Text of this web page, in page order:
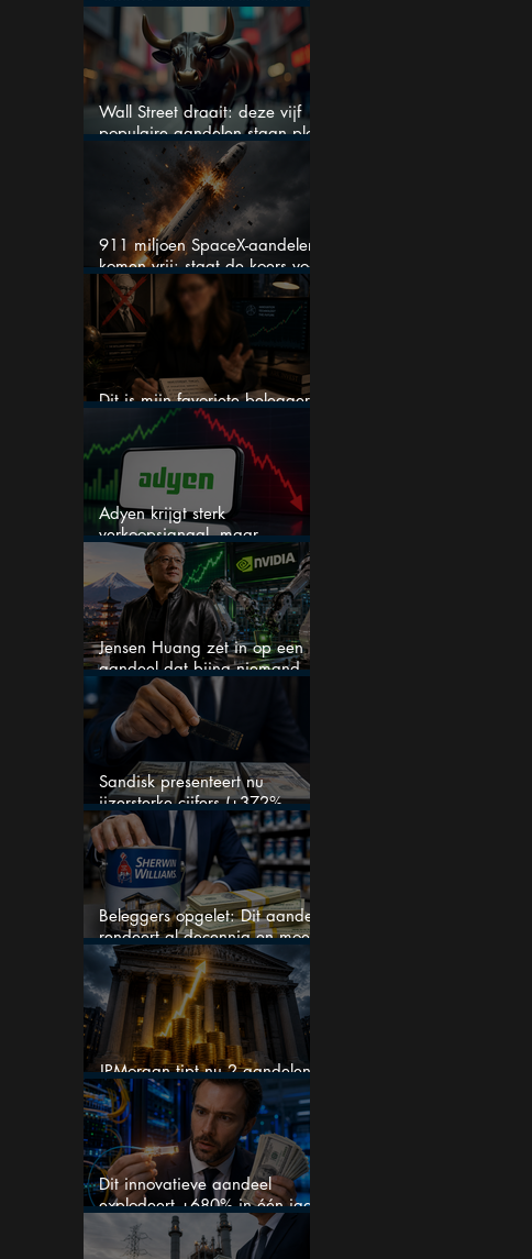
AI-Infrastructuur aandelen mij
werkelijk
Wall Street draait: deze vijf
populaire aandelen staan plots
onder spanning
911 miljoen SpaceX-aandelen
komen vrij: staat de koers voor
een nieuwe crash?
Dit is mijn favoriete belegger…
en het is niet Warren Buffett
Adyen krijgt sterk
verkoopsignaal, maar
analisten zien juist een
koopkans
Jensen Huang zet in op een
aandeel dat bijna niemand
Sandisk presenteert nu
ijzersterke cijfers (+372%
omzetgroei), toch zakt het
aandeel weg
Beleggers opgelet: Dit aandeel
rendeert al decennia en moet
op je watchlist staan!
JPMorgan tipt nu 2 aandelen
voor augustus
Dit innovatieve aandeel
explodeert +680% in één jaar
en blijft maar stijgen